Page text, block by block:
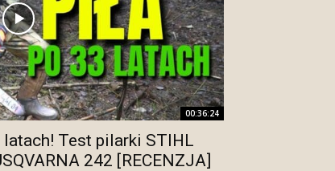
00:36:24
Test pilarki STIHL
242 [RECENZJA]